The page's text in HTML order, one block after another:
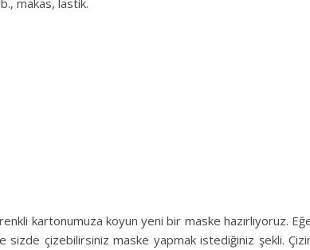
makas, lastik.
renkli kartonumuza koyun yeni bir maske hazırlıyoruz.
sizde çizebilirsiniz maske yapmak istediğiniz şekli.